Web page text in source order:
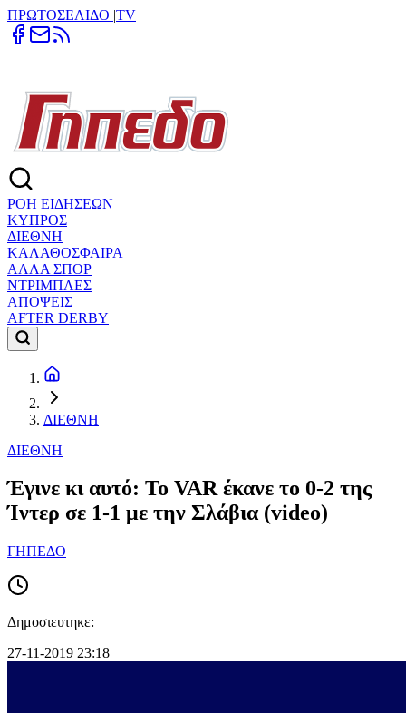
ΠΡΩΤΟΣΕΛΙΔΟ |TV
ΡΟΗ ΕΙΔΗΣΕΩΝ
ΚΥΠΡΟΣ
ΔΙΕΘΝΗ
ΚΑΛΑΘΟΣΦΑΙΡΑ
ΑΛΛΑ ΣΠΟΡ
ΝΤΡΙΜΠΛΕΣ
ΑΠΟΨΕΙΣ
AFTER DERBY
ΔΙΕΘΝΗ
ΔΙΕΘΝΗ
Έγινε κι αυτό: Το VAR έκανε το 0-2 της
Ίντερ σε 1-1 με την Σλάβια (video)
ΓΗΠΕΔΟ
Δημοσιευτηκε:
27-11-2019 23:18